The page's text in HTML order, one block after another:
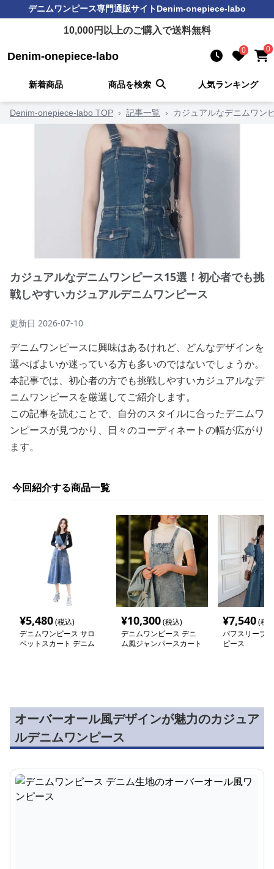
デニムワンピース専門通販サイトDenim-onepiece-labo
10,000円以上のご購入で送料無料
Denim-onepiece-labo 0 0
新着商品 商品を検索 人気ランキング
Denim-onepiece-labo TOP › 記事一覧 › カジュアルなデニムワン
カジュアルなデニムワンピース15選！初心者でも挑
戦しやすいカジュアルデニムワンピース
更新日 2026-07-10
デニムワンピースに興味はあるけれど、どんなデザインを
選べばよいか迷っている方も多いのではないでしょうか。
本記事では、初心者の方でも挑戦しやすいカジュアルなデ
ニムワンピースを厳選してご紹介します。
この記事を読むことで、自分のスタイルに合ったデニムワ
ンピースが見つかり、日々のコーディネートの幅が広がり
ます。
今回紹介する商品一覧
¥5,480(税込)
デニムワンピース サロ
ペットスカート デニム
¥10,300(税込)
デニムワンピース デニ
ム風ジャンパースカート
¥7,540(税
パフスリーブ
ピース
オーバーオール風デザインが魅力のカジュア
ルデニムワンピース